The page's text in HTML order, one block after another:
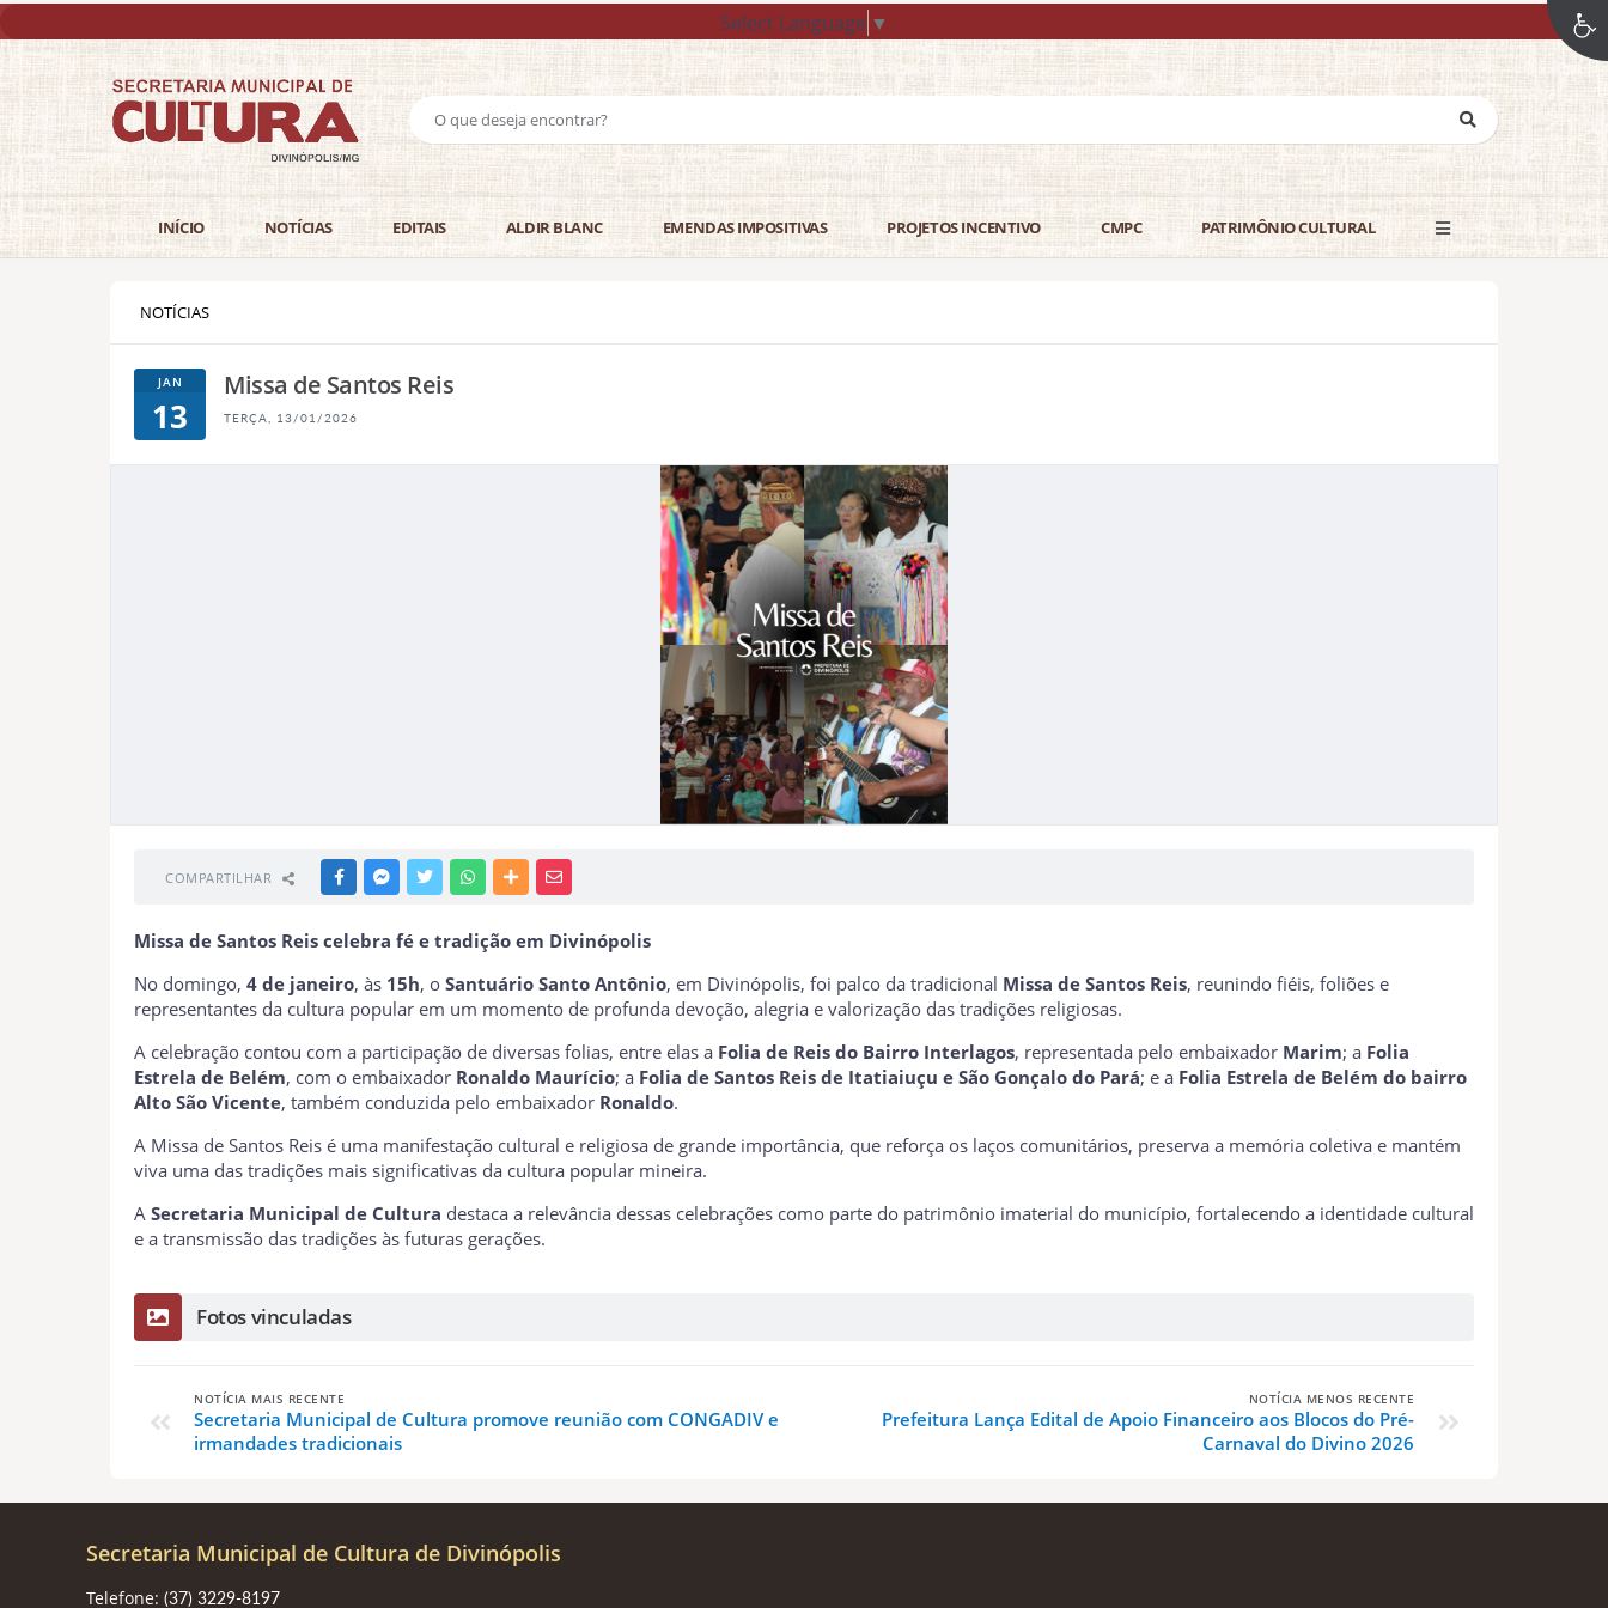
Select Language ▼
INÍCIO NOTÍCIAS EDITAIS ALDIR BLANC EMENDAS IMPOSITIVAS PROJETOS INCENTIVO CMPC PATRIMÔNIO CULTURAL
NOTÍCIAS
JAN
13
Missa de Santos Reis
TERÇA, 13/01/2026
COMPARTILHAR FACEBOOKMESSENGER
TWITTER WHATSAPPMAIS
Missa de Santos Reis celebra fé e tradição em Divinópolis
No domingo, 4 de janeiro, às 15h, o Santuário Santo Antônio, em Divinópolis, foi palco da tradicional Missa de Santos Reis, reunindo fiéis, foliões e
representantes da cultura popular em um momento de profunda devoção, alegria e valorização das tradições religiosas.
A celebração contou com a participação de diversas folias, entre elas a Folia de Reis do Bairro Interlagos, representada pelo embaixador Marim; a Folia
Estrela de Belém, com o embaixador Ronaldo Maurício; a Folia de Santos Reis de Itatiaiuçu e São Gonçalo do Pará; e a Folia Estrela de Belém do bairro
Alto São Vicente, também conduzida pelo embaixador Ronaldo.
A Missa de Santos Reis é uma manifestação cultural e religiosa de grande importância, que reforça os laços comunitários, preserva a memória coletiva e mantém
viva uma das tradições mais significativas da cultura popular mineira.
A Secretaria Municipal de Cultura destaca a relevância dessas celebrações como parte do patrimônio imaterial do município, fortalecendo a identidade cultural
e a transmissão das tradições às futuras gerações.
Fotos vinculadas
NOTÍCIA MAIS RECENTE
Secretaria Municipal de Cultura promove reunião com CONGADIV e
irmandades tradicionais
NOTÍCIA MENOS RECENTE
Prefeitura Lança Edital de Apoio Financeiro aos Blocos do Pré-
Carnaval do Divino 2026
Secretaria Municipal de Cultura de Divinópolis
Telefone: (37) 3229-8197